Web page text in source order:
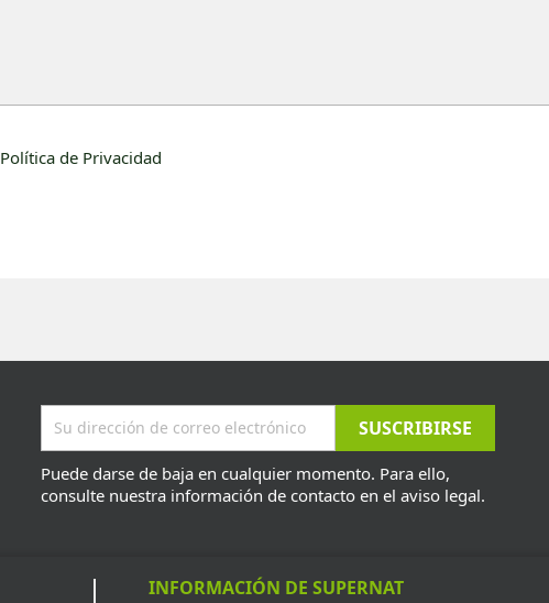
Política de Privacidad
Puede darse de baja en cualquier momento. Para ello,
consulte nuestra información de contacto en el aviso legal.
INFORMACIÓN DE SUPERNAT